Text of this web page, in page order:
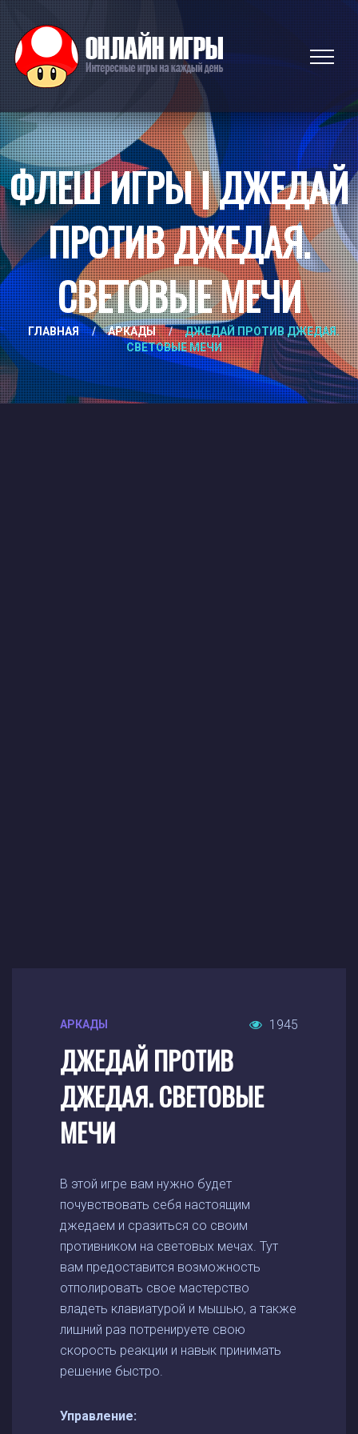
ФЛЕШ ИГРЫ | ДЖЕДАЙ
ПРОТИВ ДЖЕДАЯ.
СВЕТОВЫЕ МЕЧИ
ГЛАВНАЯ / АРКАДЫ /
ДЖЕДАЙ ПРОТИВ ДЖЕДАЯ.
СВЕТОВЫЕ МЕЧИ
АРКАДЫ 1945
ДЖЕДАЙ ПРОТИВ
ДЖЕДАЯ. СВЕТОВЫЕ
МЕЧИ
В этой игре вам нужно будет
почувствовать себя настоящим
джедаем и сразиться со своим
противником на световых мечах. Тут
вам предоставится возможность
отполировать свое мастерство
владеть клавиатурой и мышью, а также
лишний раз потренируете свою
скорость реакции и навык принимать
решение быстро.
Управление: